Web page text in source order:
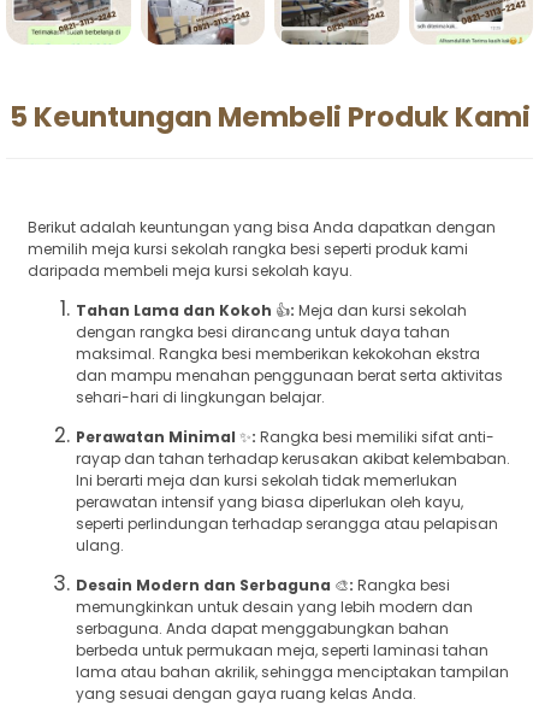
5 Keuntungan Membeli Produk Kami
Berikut adalah keuntungan yang bisa Anda dapatkan dengan
memilih meja kursi sekolah rangka besi seperti produk kami
daripada membeli meja kursi sekolah kayu.
Tahan Lama dan Kokoh 👍: Meja dan kursi sekolah
dengan rangka besi dirancang untuk daya tahan
maksimal. Rangka besi memberikan kekokohan ekstra
dan mampu menahan penggunaan berat serta aktivitas
sehari-hari di lingkungan belajar.
Perawatan Minimal ✨: Rangka besi memiliki sifat anti-
rayap dan tahan terhadap kerusakan akibat kelembaban.
Ini berarti meja dan kursi sekolah tidak memerlukan
perawatan intensif yang biasa diperlukan oleh kayu,
seperti perlindungan terhadap serangga atau pelapisan
ulang.
Desain Modern dan Serbaguna 🎨: Rangka besi
memungkinkan untuk desain yang lebih modern dan
serbaguna. Anda dapat menggabungkan bahan
berbeda untuk permukaan meja, seperti laminasi tahan
lama atau bahan akrilik, sehingga menciptakan tampilan
yang sesuai dengan gaya ruang kelas Anda.